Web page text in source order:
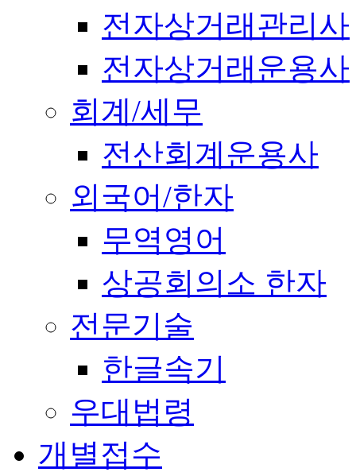
전자상거래관리사
전자상거래운용사
회계/세무
전산회계운용사
외국어/한자
무역영어
상공회의소 한자
전문기술
한글속기
우대법령
개별접수